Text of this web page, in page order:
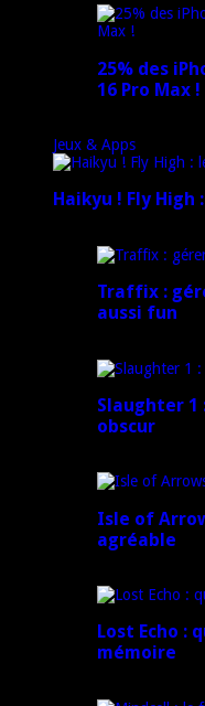
25% des
16 Pro Max !
Jeux & Apps
Haikyu ! Fly
Traffix :
aussi fun
Slaughter 1
obscur
Isle of
agréable
Lost Echo :
mémoire